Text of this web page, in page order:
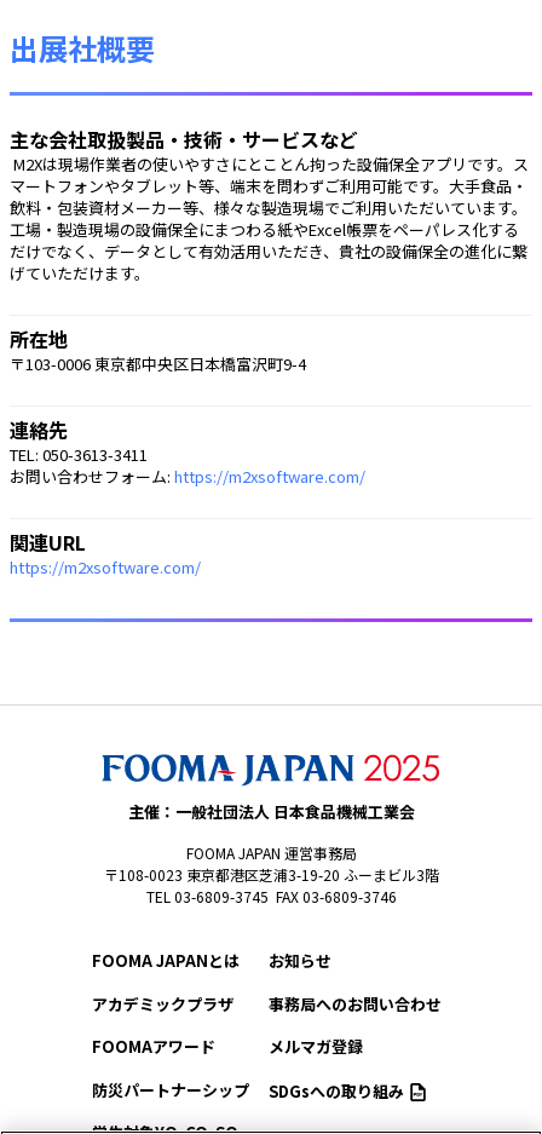
出展社概要
主な会社取扱製品・技術・サービスなど
マートフォンやタブレット等、端末を問わずご利用可能です。大手食品・
飲料・包装資材メーカー等、様々な製造現場でご利用いただいています。
工場・製造現場の設備保全にまつわる紙やExcel帳票をペーパレス化する
だけでなく、データとして有効活用いただき、貴社の設備保全の進化に繋
げていただけます。
所在地
〒103-0006 東京都中央区日本橋富沢町9-4
連絡先
TEL: 050-3613-3411
お問い合わせフォーム: https://m2xsoftware.com/
関連URL
https://m2xsoftware.com/
主催：一般社団法人 日本食品機械工業会
FOOMA JAPAN 運営事務局
〒108-0023 東京都港区芝浦3-19-20 ふーまビル3階
TEL 03-6809-3745 FAX 03-6809-3746
FOOMA JAPANとは
アカデミックプラザ
FOOMAアワード
防災パートナーシップ
お知らせ
事務局へのお問い合わせ
メルマガ登録
SDGsへの取り組み